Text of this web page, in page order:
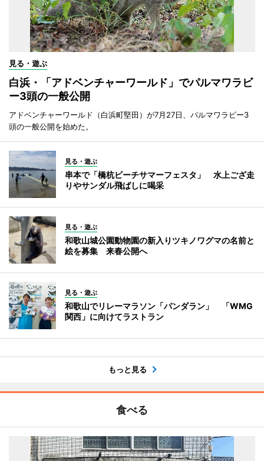
見る・遊ぶ
白浜・「アドベンチャーワールド」でパルマワラビ
ー3頭の一般公開
アドベンチャーワールド（白浜町堅田）が7月27日、パルマワラビー3
頭の一般公開を始めた。
見る・遊ぶ
串本で「橋杭ビーチサマーフェスタ」 水上ござ走
りやサンダル飛ばしに喝采
見る・遊ぶ
和歌山城公園動物園の新入りツキノワグマの名前と
絵を募集 来春公開へ
見る・遊ぶ
和歌山でリレーマラソン「パンダラン」 「WMG
関西」に向けてラストラン
もっと見る
食べる